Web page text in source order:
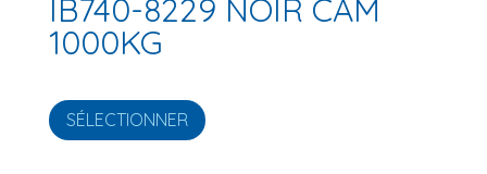
IB740-8229 NOIR CAM
1000KG
SÉLECTIONNER